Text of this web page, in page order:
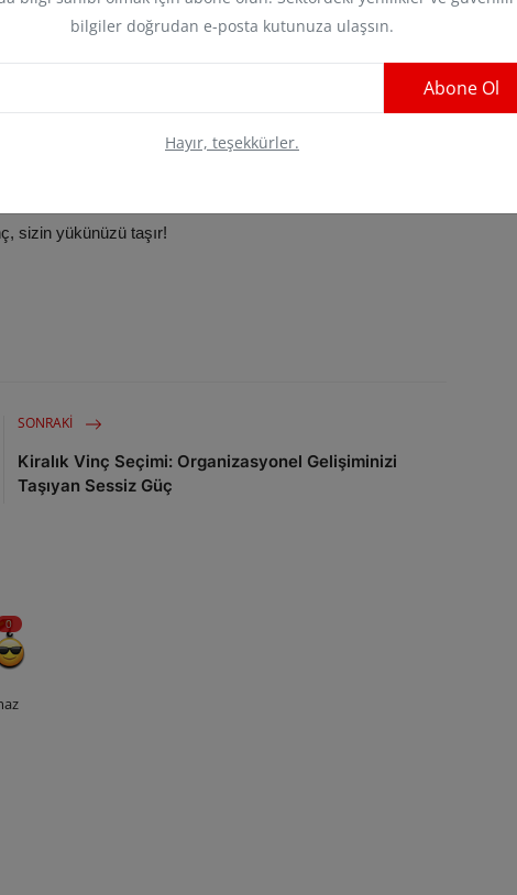
bilgiler doğrudan e-posta kutunuza ulaşsın.
Abone Ol
Hayır, teşekkürler.
gecikmeler ya da arızalar, tüm inşaat sürecini sekteye
yapmak istiyorsanız, doğru ekipman, zamanında teslimat
sizin yükünüzü taşır!
SONRAKI
Kiralık Vinç Seçimi: Organizasyonel Gelişiminizi
Taşıyan Sessiz Güç
0